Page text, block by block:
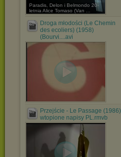
Paradis, Delon i Belmondo 20-
letnia Alice Tomaso (Van ...
Droga młodości (Le Chemin
des ecoliers) (1958)
(Bourvi....avi
Przejście - Le Passage (1986)
wtopione napisy PL.rmvb